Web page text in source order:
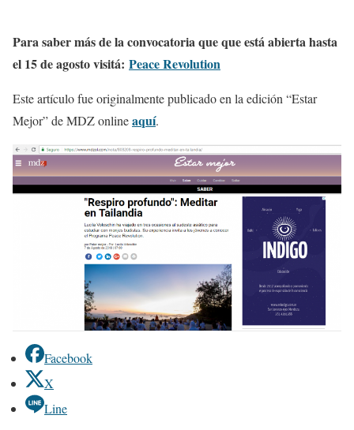
Para saber más de la convocatoria que que está abierta hasta
el 15 de agosto visitá: Peace Revolution
Este artículo fue originalmente publicado en la edición “Estar
Mejor” de MDZ onlineaquí.
Facebook
X
Line